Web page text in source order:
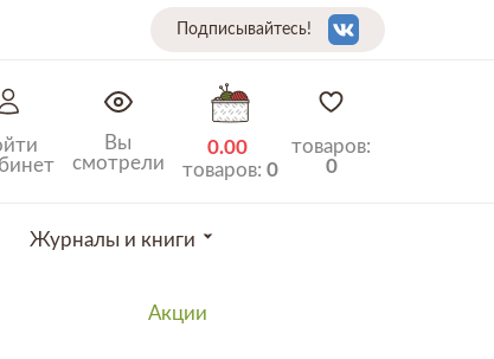
Подписывайтесь!
Вы
смотрели
0.00
товаров: 0
товаров:
0
Журналы и книги
Акции